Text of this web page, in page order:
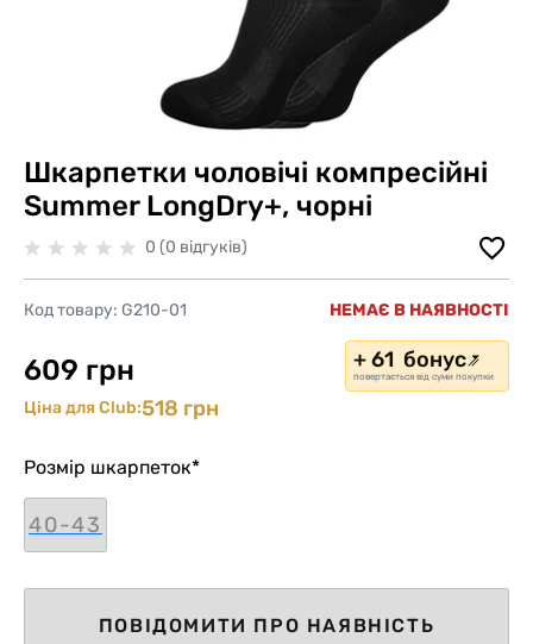
Шкарпетки чоловічі компресійні
Summer LongDry+, чорні
0 (0 відгуків)
Код товару: G210-01 НЕМАЄ В НАЯВНОСТІ
609 грн + 61 бонус
повертається від суми покупки
Ціна для Club:518 грн
Розмір шкарпеток*
40-43
ПОВІДОМИТИ ПРО НАЯВНІСТЬ